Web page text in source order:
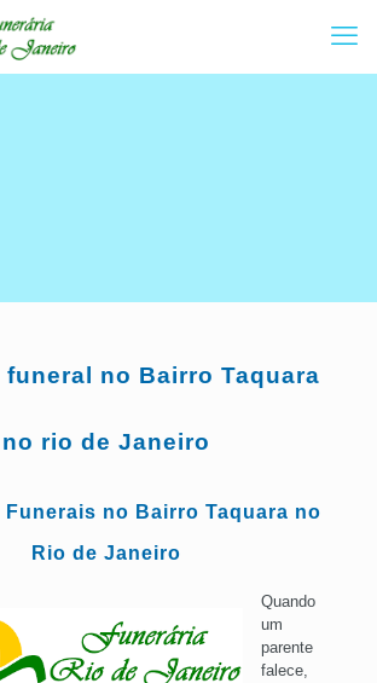
funeral no Bairro Taquara
no rio de Janeiro
Funerais no Bairro Taquara no
Rio de Janeiro
Quando
um
parente
falece,